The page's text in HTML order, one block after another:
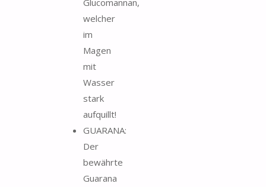
welcher
im
Magen
mit
Wasser
stark
aufquillt!
GUARANA:
Der
bewährte
Guarana